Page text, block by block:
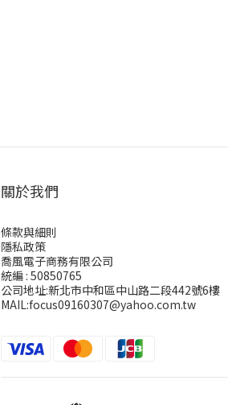
關於我們
條款與細則
隱私政策
喬風電子商務有限公司
統編 : 50850765
公司地址:新北市中和區中山路二段442號6樓
MAIL:focus09160307@yahoo.com.tw